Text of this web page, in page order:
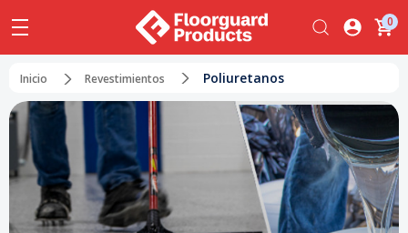
0
Inicio Revestimientos Poliuretanos